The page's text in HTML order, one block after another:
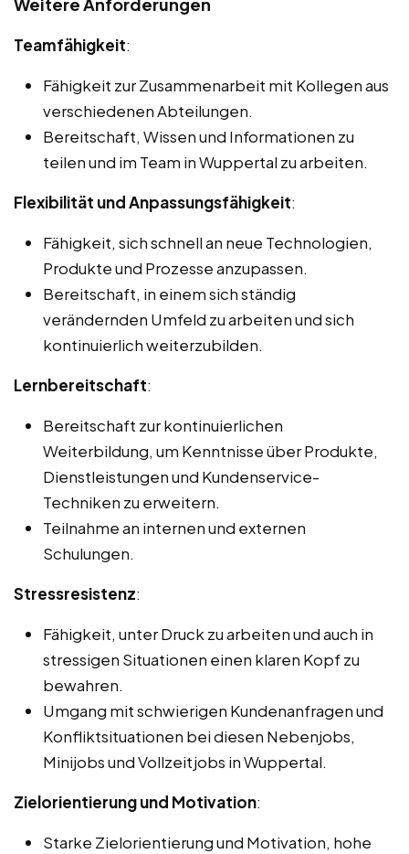
Weitere Anforderungen
Teamfähigkeit:
Fähigkeit zur Zusammenarbeit mit Kollegen aus
verschiedenen Abteilungen.
Bereitschaft, Wissen und Informationen zu
teilen und im Team in Wuppertal zu arbeiten.
Flexibilität und Anpassungsfähigkeit:
Fähigkeit, sich schnell an neue Technologien,
Produkte und Prozesse anzupassen.
Bereitschaft, in einem sich ständig
verändernden Umfeld zu arbeiten und sich
kontinuierlich weiterzubilden.
Lernbereitschaft:
Bereitschaft zur kontinuierlichen
Weiterbildung, um Kenntnisse über Produkte,
Dienstleistungen und Kundenservice-
Techniken zu erweitern.
Teilnahme an internen und externen
Schulungen.
Stressresistenz:
Fähigkeit, unter Druck zu arbeiten und auch in
stressigen Situationen einen klaren Kopf zu
bewahren.
Umgang mit schwierigen Kundenanfragen und
Konfliktsituationen bei diesen Nebenjobs,
Minijobs und Vollzeitjobs in Wuppertal.
Zielorientierung und Motivation:
Starke Zielorientierung und Motivation, hohe